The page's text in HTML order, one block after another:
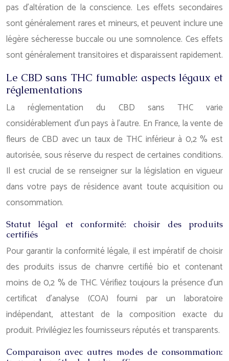
pas d’altération de la conscience. Les effets secondaires
sont généralement rares et mineurs, et peuvent inclure une
légère sécheresse buccale ou une somnolence. Ces effets
sont généralement transitoires et disparaissent rapidement.
Le CBD sans THC fumable: aspects légaux et
réglementations
La réglementation du CBD sans THC varie
considérablement d’un pays à l’autre. En France, la vente de
fleurs de CBD avec un taux de THC inférieur à 0,2 % est
autorisée, sous réserve du respect de certaines conditions.
Il est crucial de se renseigner sur la législation en vigueur
dans votre pays de résidence avant toute acquisition ou
consommation.
Statut légal et conformité: choisir des produits
certifiés
Pour garantir la conformité légale, il est impératif de choisir
des produits issus de chanvre certifié bio et contenant
moins de 0,2 % de THC. Vérifiez toujours la présence d’un
certificat d’analyse (COA) fourni par un laboratoire
indépendant, attestant de la composition exacte du
produit. Privilégiez les fournisseurs réputés et transparents.
Comparaison avec autres modes de consommation: